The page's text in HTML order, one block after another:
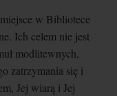
w Bibliotece
Ich celem nie jest
modlitewnych,
zatrzymania się i
Jej wiarą i Jej